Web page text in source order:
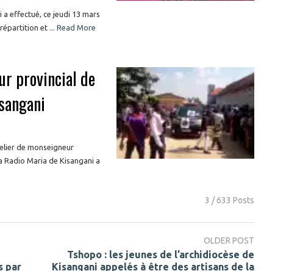
effectué, ce jeudi 13 mars
et ... Read More
provincial de
de monseigneur
Maria de Kisangani a
3 / 633 Posts
par
OLDER POST
Tshopo : les jeunes de l’archidiocèse de
Kisangani appelés à être des artisans de la